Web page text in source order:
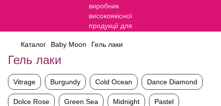
Каталог Baby Moon Гель лаки
Гель лаки
Vitrage Burgundy Cold Ocean Dance Diamond
Dolce Rose Green Sea Midnight Pastel